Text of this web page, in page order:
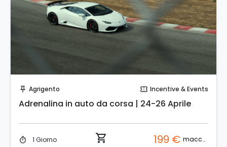
push_pin Agrigento confirmation_number Incentive & Events
Adrenalina in auto da corsa | 24-26 Aprile
timer 1 Giorno shopping_cart 199 € macchina